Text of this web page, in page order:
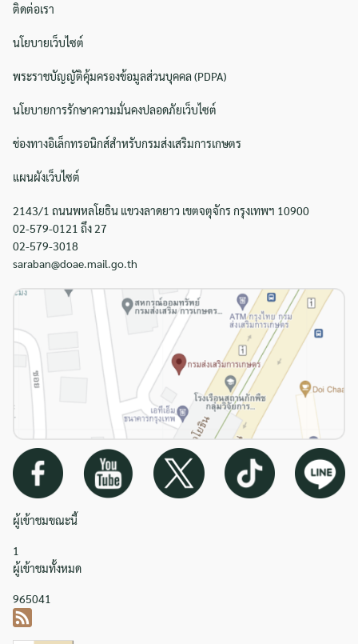
ติดต่อเรา
นโยบายเว็บไซต์
พระราชบัญญัติคุ้มครองข้อมูลส่วนบุคคล (PDPA)
นโยบายการรักษาความมั่นคงปลอดภัยเว็บไซต์
ช่องทางอิเล็กทรอนิกส์สำหรับกรมส่งเสริมการเกษตร
แผนผังเว็บไซต์
2143/1 ถนนพหลโยธิน แขวงลาดยาว เขตจตุจักร กรุงเทพฯ 10900
02-579-0121 ถึง 27
02-579-3018
saraban@doae.mail.go.th
ผู้เข้าชมขณะนี้
1
ผู้เข้าชมทั้งหมด
965041